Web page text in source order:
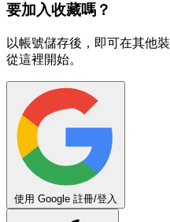
要加入收藏嗎？
以帳號儲存後，即可在其他
從這裡開始。
使用 Google 註冊/登入